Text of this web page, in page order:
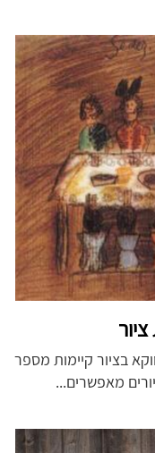
בציור קיימות מספר
מאפשרים...